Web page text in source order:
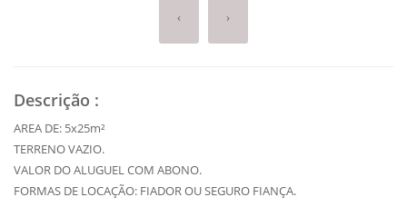
‹ ›
Descrição :
AREA DE: 5x25m²
TERRENO VAZIO.
VALOR DO ALUGUEL COM ABONO.
FORMAS DE LOCAÇÃO: FIADOR OU SEGURO FIANÇA.